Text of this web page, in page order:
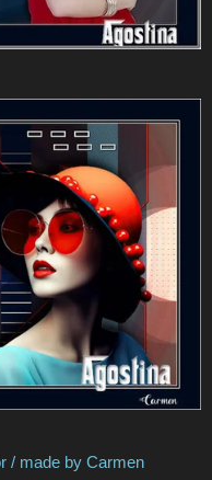
by Rolande
by Carmen